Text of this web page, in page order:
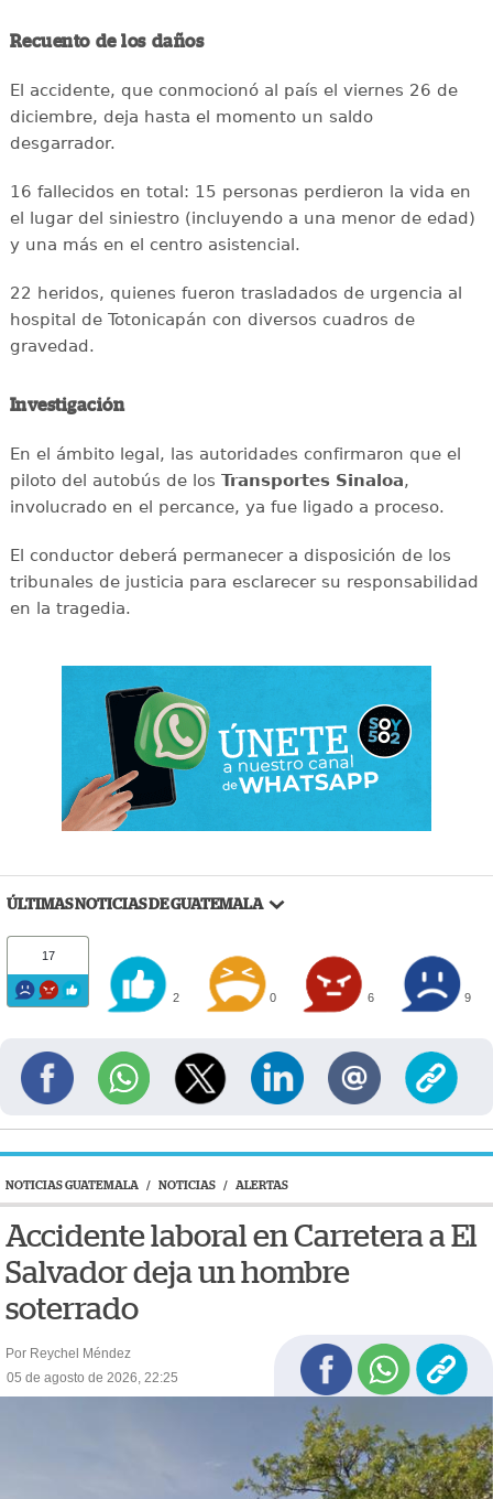
Recuento de los daños
El accidente, que conmocionó al país el viernes 26 de
diciembre, deja hasta el momento un saldo
desgarrador.
16 fallecidos en total: 15 personas perdieron la vida en
el lugar del siniestro (incluyendo a una menor de edad)
y una más en el centro asistencial.
22 heridos, quienes fueron trasladados de urgencia al
hospital de Totonicapán con diversos cuadros de
gravedad.
Investigación
En el ámbito legal, las autoridades confirmaron que el
piloto del autobús de los Transportes Sinaloa,
involucrado en el percance, ya fue ligado a proceso.
El conductor deberá permanecer a disposición de los
tribunales de justicia para esclarecer su responsabilidad
en la tragedia.
ÚLTIMAS NOTICIAS DE GUATEMALA
17
2 0 6 9
NOTICIAS GUATEMALA / NOTICIAS / ALERTAS
Accidente laboral en Carretera a El
Salvador deja un hombre
soterrado
Por Reychel Méndez
05 de agosto de 2026, 22:25